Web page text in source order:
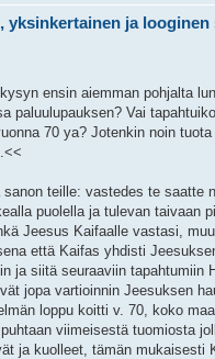
yksinkertainen ja looginen
ensin aiemman pohjalta
paluulupauksen? Vai
70 ya? Jotenkin noin
sanon teille: vastedes te saatte
puolella ja tulevan taivaan
Jeesus Kaifaalle vastasi,
että Kaifas yhdisti
ja siitä seuraaviin tapahtumiin
jopa vartioinnin Jeesuksen
loppu koitti v. 70, koko
viimeisestä tuomiosta
ja kuolleet, tämän mukaisesti